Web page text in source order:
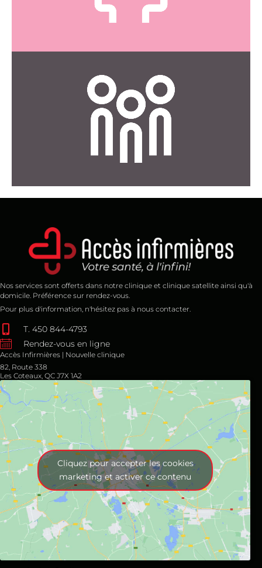
Consultations
Apprenez-en plus sur les services que nous offrons
aux entreprises.
CLIQUEZ ICI
Nos services sont offerts dans notre clinique et clinique satellite ainsi qu'à
domicile. Préférence sur rendez-vous.
Pour plus d'information, n'hésitez pas à nous contacter.
T. 450 844-4793
Rendez-vous en ligne
Accès Infirmières | Nouvelle clinique
82, Route 338
Les Coteaux, QC J7X 1A2
Cliquez pour accepter les cookies
marketing et activer ce contenu